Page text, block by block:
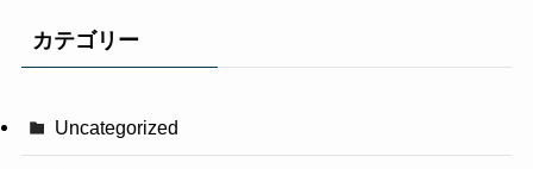
カテゴリー
Uncategorized